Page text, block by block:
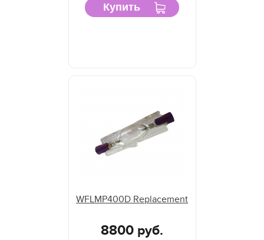
Купить
WFLMP400D Replacement
8800 руб.